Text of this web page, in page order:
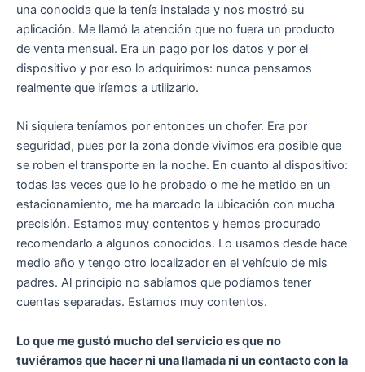
una conocida que la tenía instalada y nos mostró su
aplicación. Me llamó la atención que no fuera un producto
de venta mensual. Era un pago por los datos y por el
dispositivo y por eso lo adquirimos: nunca pensamos
realmente que iríamos a utilizarlo.
Ni siquiera teníamos por entonces un chofer. Era por
seguridad, pues por la zona donde vivimos era posible que
se roben el transporte en la noche. En cuanto al dispositivo:
todas las veces que lo he probado o me he metido en un
estacionamiento, me ha marcado la ubicación con mucha
precisión. Estamos muy contentos y hemos procurado
recomendarlo a algunos conocidos. Lo usamos desde hace
medio año y tengo otro localizador en el vehículo de mis
padres. Al principio no sabíamos que podíamos tener
cuentas separadas. Estamos muy contentos.
Lo que me gustó mucho del servicio es que no
tuviéramos que hacer ni una llamada ni un contacto con la